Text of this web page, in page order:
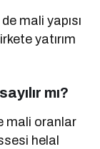
mali yapısı
yatırım
mı?
mali oranlar
helal